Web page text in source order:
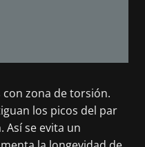
zona de torsión.
los picos del par
Así se evita un